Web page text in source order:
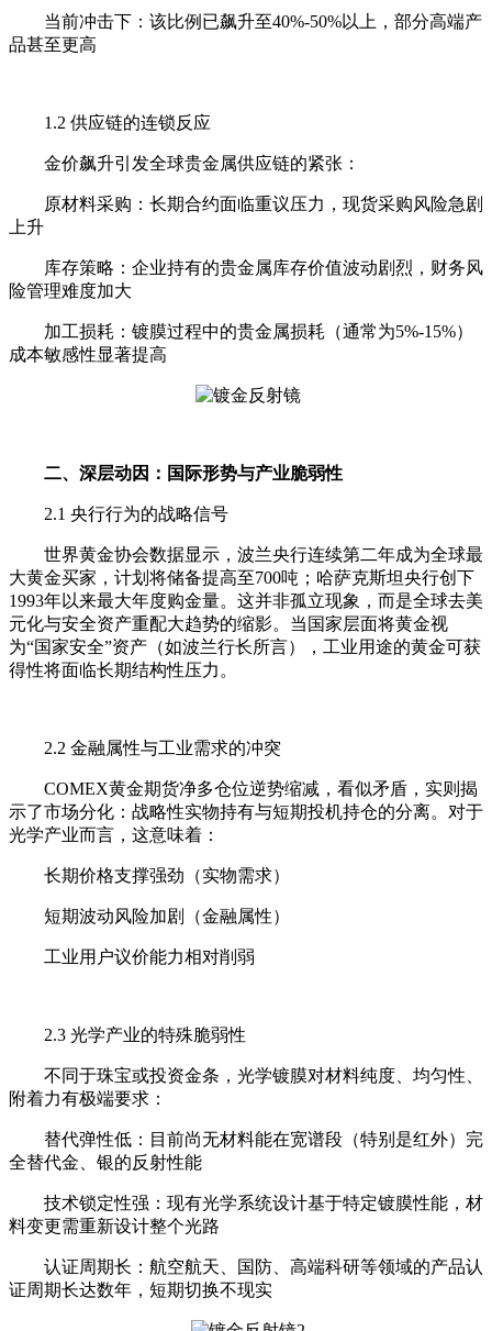
当前冲击下：该比例已飙升至40%-50%以上，部分高端产
品甚至更高
1.2 供应链的连锁反应
金价飙升引发全球贵金属供应链的紧张：
原材料采购：长期合约面临重议压力，现货采购风险急剧
上升
库存策略：企业持有的贵金属库存价值波动剧烈，财务风
险管理难度加大
加工损耗：镀膜过程中的贵金属损耗（通常为5%-15%）
成本敏感性显著提高
二、深层动因：国际形势与产业脆弱性
2.1 央行行为的战略信号
世界黄金协会数据显示，波兰央行连续第二年成为全球最
大黄金买家，计划将储备提高至700吨；哈萨克斯坦央行创下
1993年以来最大年度购金量。这并非孤立现象，而是全球去美
元化与安全资产重配大趋势的缩影。当国家层面将黄金视
为“国家安全”资产（如波兰行长所言），工业用途的黄金可获
得性将面临长期结构性压力。
2.2 金融属性与工业需求的冲突
COMEX黄金期货净多仓位逆势缩减，看似矛盾，实则揭
示了市场分化：战略性实物持有与短期投机持仓的分离。对于
光学产业而言，这意味着：
长期价格支撑强劲（实物需求）
短期波动风险加剧（金融属性）
工业用户议价能力相对削弱
2.3 光学产业的特殊脆弱性
不同于珠宝或投资金条，光学镀膜对材料纯度、均匀性、
附着力有极端要求：
替代弹性低：目前尚无材料能在宽谱段（特别是红外）完
全替代金、银的反射性能
技术锁定性强：现有光学系统设计基于特定镀膜性能，材
料变更需重新设计整个光路
认证周期长：航空航天、国防、高端科研等领域的产品认
证周期长达数年，短期切换不现实